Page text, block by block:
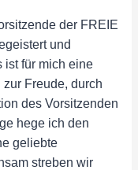
der FREIE
und
ist für mich eine
Freude, durch
des Vorsitzenden
hege ich den
geliebte
streben wir